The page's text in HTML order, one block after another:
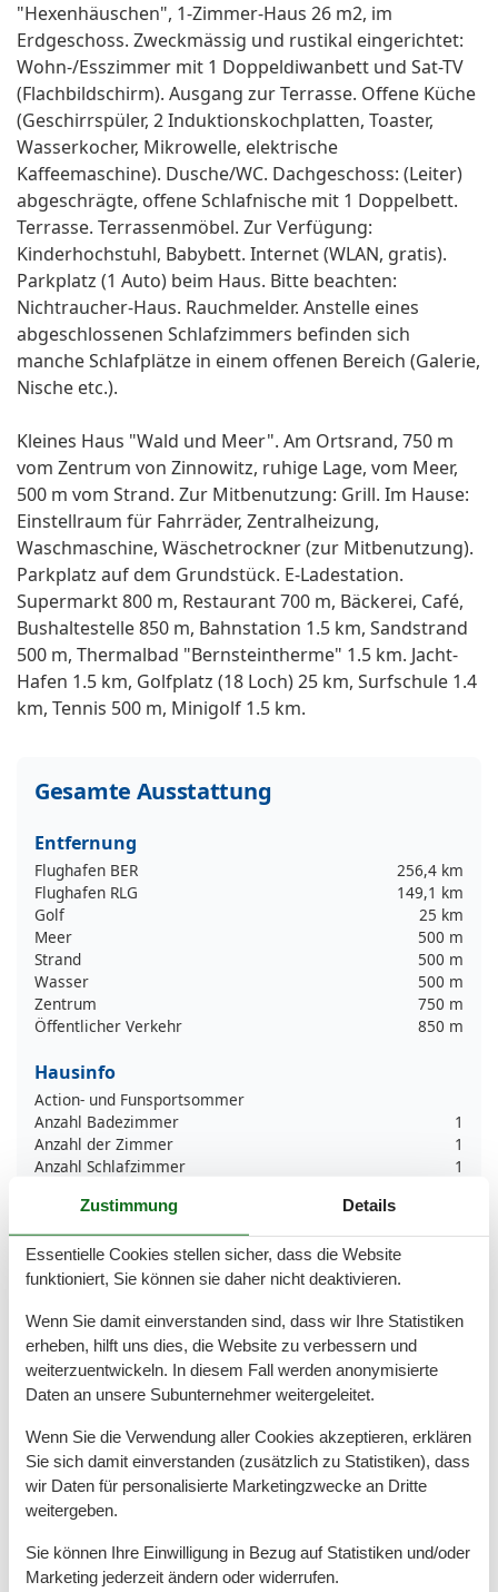
"Hexenhäuschen", 1-Zimmer-Haus 26 m2, im
Erdgeschoss. Zweckmässig und rustikal eingerichtet:
Wohn-/Esszimmer mit 1 Doppeldiwanbett und Sat-TV
(Flachbildschirm). Ausgang zur Terrasse. Offene Küche
(Geschirrspüler, 2 Induktionskochplatten, Toaster,
Wasserkocher, Mikrowelle, elektrische
Kaffeemaschine). Dusche/WC. Dachgeschoss: (Leiter)
abgeschrägte, offene Schlafnische mit 1 Doppelbett.
Terrasse. Terrassenmöbel. Zur Verfügung:
Kinderhochstuhl, Babybett. Internet (WLAN, gratis).
Parkplatz (1 Auto) beim Haus. Bitte beachten:
Nichtraucher-Haus. Rauchmelder. Anstelle eines
abgeschlossenen Schlafzimmers befinden sich
manche Schlafplätze in einem offenen Bereich (Galerie,
Nische etc.).
Kleines Haus "Wald und Meer". Am Ortsrand, 750 m
vom Zentrum von Zinnowitz, ruhige Lage, vom Meer,
500 m vom Strand. Zur Mitbenutzung: Grill. Im Hause:
Einstellraum für Fahrräder, Zentralheizung,
Waschmaschine, Wäschetrockner (zur Mitbenutzung).
Parkplatz auf dem Grundstück. E-Ladestation.
Supermarkt 800 m, Restaurant 700 m, Bäckerei, Café,
Bushaltestelle 850 m, Bahnstation 1.5 km, Sandstrand
500 m, Thermalbad "Bernsteintherme" 1.5 km. Jacht-
Hafen 1.5 km, Golfplatz (18 Loch) 25 km, Surfschule 1.4
km, Tennis 500 m, Minigolf 1.5 km.
Gesamte Ausstattung
Entfernung
Flughafen BER
256,4 km
Flughafen RLG
149,1 km
Golf
25 km
Meer
500 m
Strand
500 m
Wasser
500 m
Zentrum
750 m
Öffentlicher Verkehr
850 m
Hausinfo
Action- und Funsportsommer
Anzahl Badezimmer
1
Anzahl der Zimmer
1
Anzahl Schlafzimmer
1
Bettwäsche extra
Bikingebenen
Dusche
Elektrische Kaffeemaschine
Golfplätze
Grill
Grünflächengarten
Handtücher extra
Herd
Innen rustikal
Insel
Internet
Kein Einweggeschirr
Keine Haustiere erlaubt
Kessel
Zustimmung Details
Essentielle Cookies stellen sicher, dass die Website
funktioniert, Sie können sie daher nicht deaktivieren.
Wenn Sie damit einverstanden sind, dass wir Ihre Statistiken
erheben, hilft uns dies, die Website zu verbessern und
weiterzuentwickeln. In diesem Fall werden anonymisierte
Daten an unsere Subunternehmer weitergeleitet.
Wenn Sie die Verwendung aller Cookies akzeptieren, erklären
Sie sich damit einverstanden (zusätzlich zu Statistiken), dass
wir Daten für personalisierte Marketingzwecke an Dritte
weitergeben.
Sie können Ihre Einwilligung in Bezug auf Statistiken und/oder
Marketing jederzeit ändern oder widerrufen.